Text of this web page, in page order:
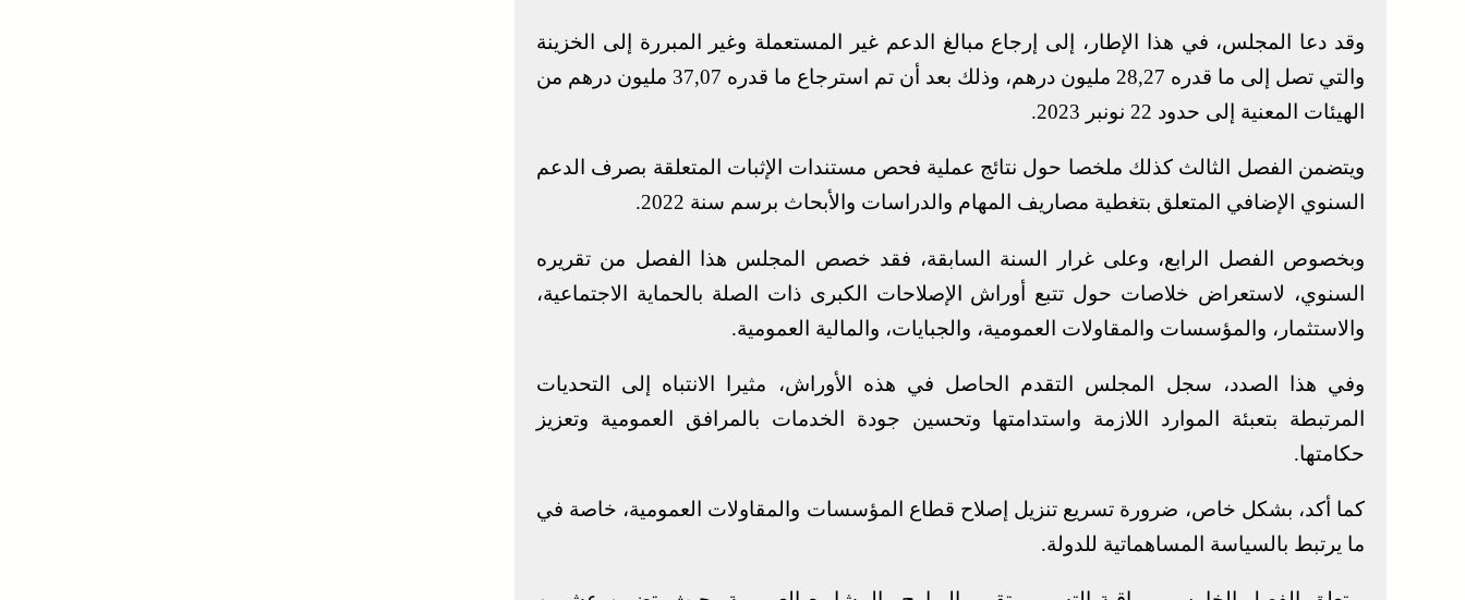
وقد دعا المجلس، في هذا الإطار، إلى إرجاع مبالغ الدعم غير المستعملة وغير المبررة إلى الخزينة
والتي تصل إلى ما قدره 28,27 مليون درهم، وذلك بعد أن تم استرجاع ما قدره 37,07 مليون درهم من
الهيئات المعنية إلى حدود 22 نونبر 2023.
ويتضمن الفصل الثالث كذلك ملخصا حول نتائج عملية فحص مستندات الإثبات المتعلقة بصرف الدعم
السنوي الإضافي المتعلق بتغطية مصاريف المهام والدراسات والأبحاث برسم سنة 2022.
وبخصوص الفصل الرابع، وعلى غرار السنة السابقة، فقد خصص المجلس هذا الفصل من تقريره
السنوي، لاستعراض خلاصات حول تتبع أوراش الإصلاحات الكبرى ذات الصلة بالحماية الاجتماعية،
والاستثمار، والمؤسسات والمقاولات العمومية، والجبايات، والمالية العمومية.
وفي هذا الصدد، سجل المجلس التقدم الحاصل في هذه الأوراش، مثيرا الانتباه إلى التحديات
المرتبطة بتعبئة الموارد اللازمة واستدامتها وتحسين جودة الخدمات بالمرافق العمومية وتعزيز
حكامتها.
كما أكد، بشكل خاص، ضرورة تسريع تنزيل إصلاح قطاع المؤسسات والمقاولات العمومية، خاصة في
ما يرتبط بالسياسة المساهماتية للدولة.